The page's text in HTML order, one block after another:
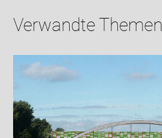
Verwandte Themen